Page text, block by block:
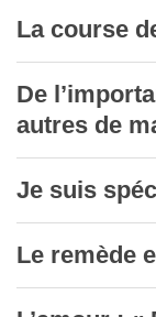
La course
De
autres de
Je suis
Le remède